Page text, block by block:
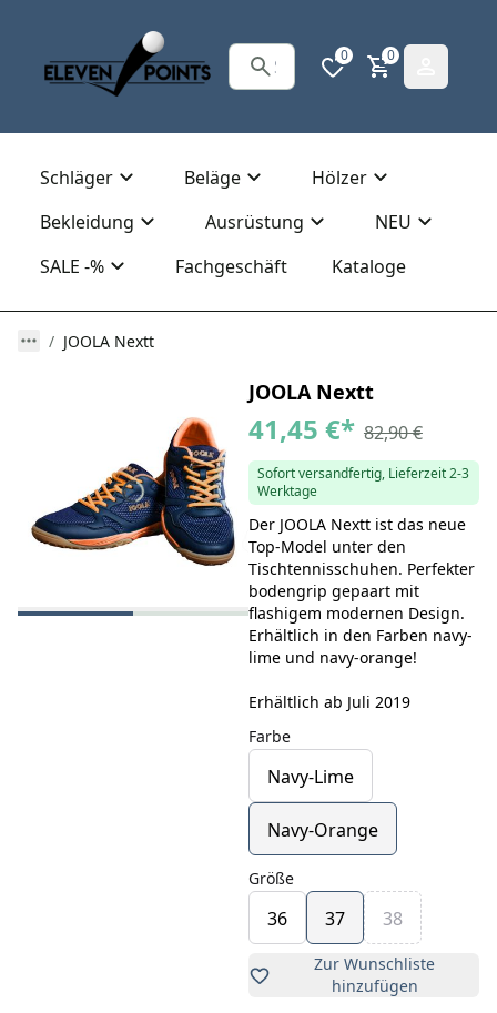
0 0
Schläger Beläge
Hölzer
Bekleidung
Ausrüstung
NEU
SALE -%
Fachgeschäft Kataloge
JOOLA Nextt
JOOLA Nextt
41,45 €* 82,90 €
Sofort versandfertig, Lieferzeit 2-3
Werktage
Der JOOLA Nextt ist das neue
Top-Model unter den
Tischtennisschuhen. Perfekter
bodengrip gepaart mit
flashigem modernen Design.
Erhältlich in den Farben navy-
lime und navy-orange!
Erhältlich ab Juli 2019
Farbe
Navy-Lime
Navy-Orange
Größe
36 37 38
Zur Wunschliste
hinzufügen